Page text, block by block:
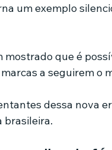
um exemplo
mostrado que é
a seguirem o
dessa nova
brasileira.